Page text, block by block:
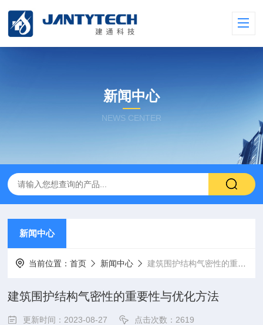
新闻中心
NEWS CENTER
新闻中心
当前位置：首页 新闻中心 建筑围护结构气密性的重要性与优化方法
建筑围护结构气密性的重要性与优化方法
更新时间：2023-08-27 点击次数：2619